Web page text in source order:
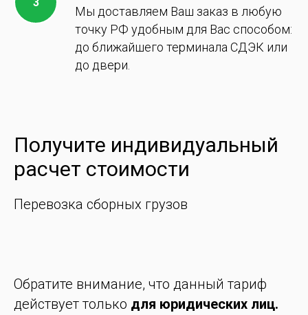
Мы доставляем Ваш заказ в любую
точку РФ удобным для Вас способом:
до ближайшего терминала СДЭК или
до двери.
Получите индивидуальный
расчет стоимости
Перевозка сборных грузов
Обратите внимание, что данный тариф
действует только для юридических лиц.